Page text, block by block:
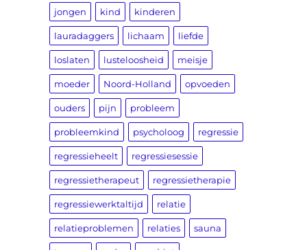
jongen kind kinderen
lauradaggers lichaam liefde
loslaten lusteloosheid meisje
moeder Noord-Holland opvoeden
ouders pijn probleem
probleemkind psycholoog regressie
regressieheelt regressiesessie
regressietherapeut regressietherapie
regressiewerktaltijd relatie
relatieproblemen relaties sauna